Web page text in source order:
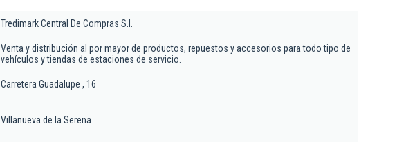
Tredimark Central De Compras S.l.
Venta y distribución al por mayor de productos, repuestos y accesorios para todo tipo de
vehículos y tiendas de estaciones de servicio.
Carretera Guadalupe , 16
Villanueva de la Serena